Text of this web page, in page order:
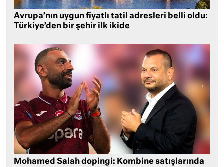
Avrupa’nın uygun fiyatlı tatil adresleri belli oldu:
Türkiye’den bir şehir ilk ikide
Mohamed Salah dopingi: Kombine satışlarında